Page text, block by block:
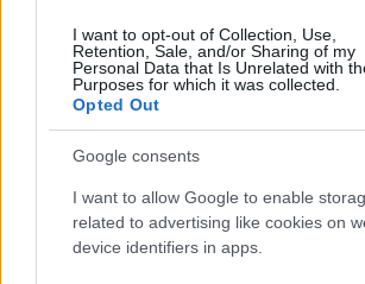
I want to opt-out of Collection, Use,
Retention, Sale, and/or Sharing of my
Personal Data that Is Unrelated with
Purposes for which it was collected.
Opted Out
Google consents
I want to allow Google to enable
related to advertising like cookies on
device identifiers in apps.
FŐCÍM